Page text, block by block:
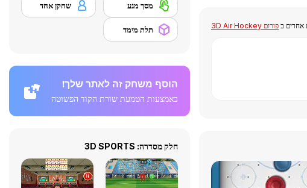
אחרים ב פורום 3D Air Hockey
מסך מגע שחקן אחד
תלת מימד
הוסף משחק זה לאתר שלך!
באמצעות הטמעת שורת הקוד הפשוטה
חלק מסדרה: 3D SPORTS